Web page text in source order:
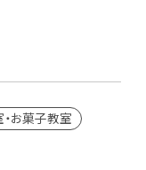
お菓子教室